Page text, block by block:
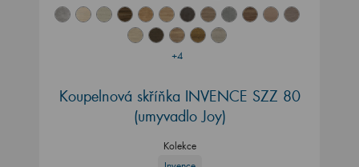
+4
Koupelnová skříňka INVENCE SZZ 80
(umyvadlo Joy)
Kolekce